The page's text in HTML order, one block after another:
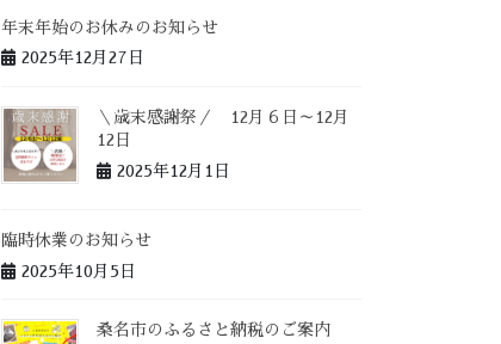
年末年始のお休みのお知らせ
2025年12月27日
＼歳末感謝祭／ 12月６日～12月
12日
2025年12月1日
臨時休業のお知らせ
2025年10月5日
桑名市のふるさと納税のご案内